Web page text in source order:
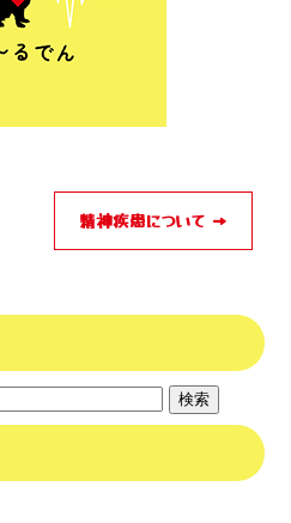
精神疾患について →